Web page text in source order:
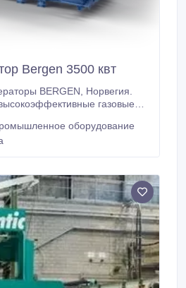
Bergen 3500 квт
BERGEN, Норвегия.
установки Bergen
производительности
электроэнергии,
единичной мощностью
оборудование